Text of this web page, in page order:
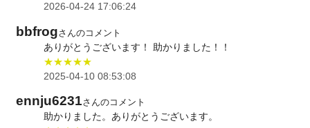
2026-04-24 17:06:24
bbfrogさんのコメント
ありがとうございます！ 助かりました！！
★★★★★
2025-04-10 08:53:08
ennju6231さんのコメント
助かりました。ありがとうございます。